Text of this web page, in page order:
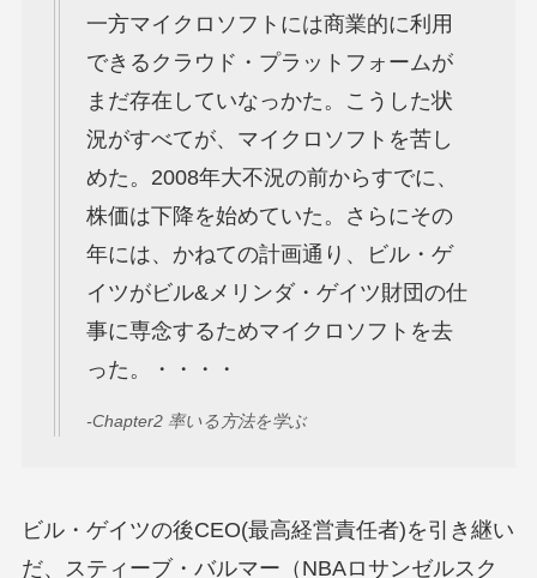
一方マイクロソフトには商業的に利用
できるクラウド・プラットフォームが
まだ存在していなっかた。こうした状
況がすべてが、マイクロソフトを苦し
めた。2008年大不況の前からすでに、
株価は下降を始めていた。さらにその
年には、かねての計画通り、ビル・ゲ
イツがビル&メリンダ・ゲイツ財団の仕
事に専念するためマイクロソフトを去
った。・・・・
-Chapter2 率いる方法を学ぶ
ビル・ゲイツの後CEO(最高経営責任者)を引き継い
だ、スティーブ・バルマー（NBAロサンゼルスク